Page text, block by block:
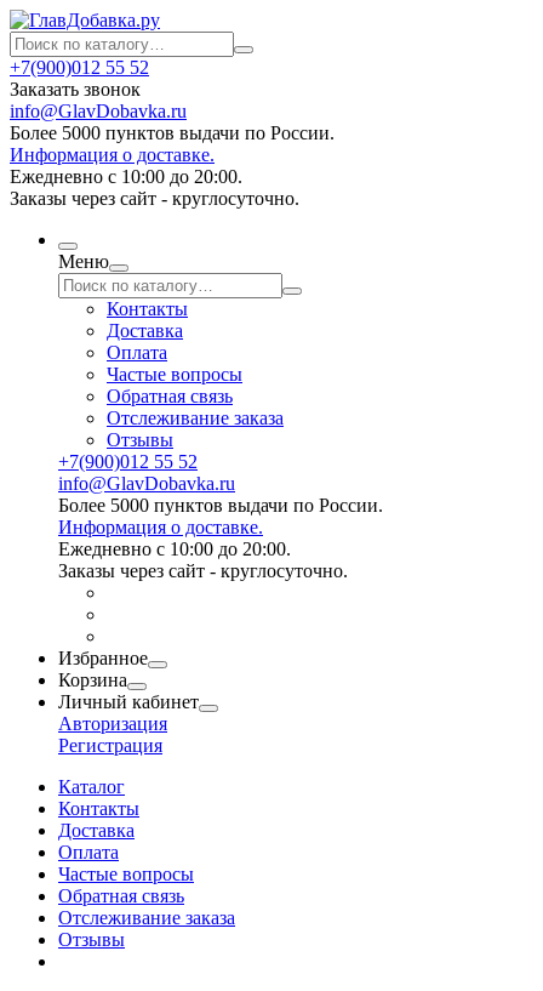
+7(900)012 55 52
Заказать звонок
info@GlavDobavka.ru
Более 5000 пунктов выдачи по России.
Информация о доставке.
Ежедневно с 10:00 до 20:00.
Заказы через сайт - круглосуточно.
Меню
Контакты
Доставка
Оплата
Частые вопросы
Обратная связь
Отслеживание заказа
Отзывы
+7(900)012 55 52
info@GlavDobavka.ru
Более 5000 пунктов выдачи по России.
Информация о доставке.
Ежедневно с 10:00 до 20:00.
Заказы через сайт - круглосуточно.
Избранное
Корзина
Личный кабинет
Авторизация
Регистрация
Каталог
Контакты
Доставка
Оплата
Частые вопросы
Обратная связь
Отслеживание заказа
Отзывы